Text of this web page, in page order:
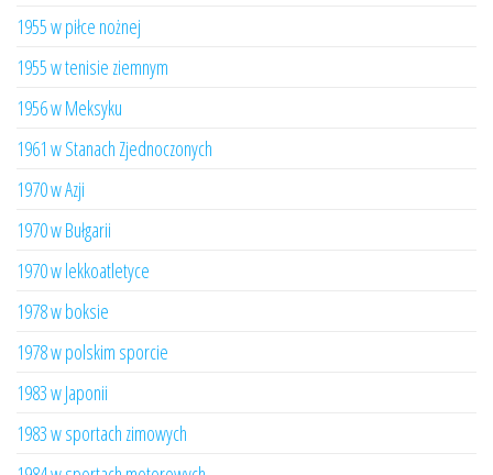
1955 w piłce nożnej
1955 w tenisie ziemnym
1956 w Meksyku
1961 w Stanach Zjednoczonych
1970 w Azji
1970 w Bułgarii
1970 w lekkoatletyce
1978 w boksie
1978 w polskim sporcie
1983 w Japonii
1983 w sportach zimowych